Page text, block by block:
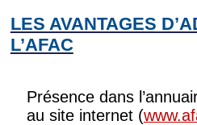
LES AVANTAGES
L’AFAC
Présence dans
au site internet (